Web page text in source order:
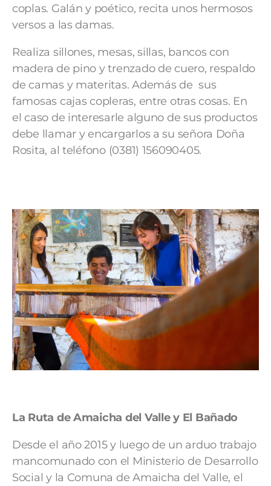
coplas. Galán y poético, recita unos hermosos
versos a las damas.
Realiza sillones, mesas, sillas, bancos con
madera de pino y trenzado de cuero, respaldo
de camas y materitas. Además de sus
famosas cajas copleras, entre otras cosas. En
el caso de interesarle alguno de sus productos
debe llamar y encargarlos a su señora Doña
Rosita, al teléfono (0381) 156090405.
La Ruta de Amaicha del Valle y El Bañado
Desde el año 2015 y luego de un arduo trabajo
mancomunado con el Ministerio de Desarrollo
Social y la Comuna de Amaicha del Valle, el